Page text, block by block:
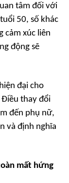
tâm đối với
50, số khác
cảm xúc liên
động sẽ
đại cho
thay đổi
đến phụ nữ,
và định nghĩa
mất hứng